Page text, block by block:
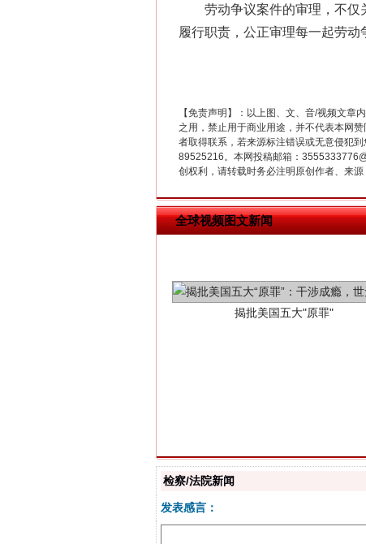
劳动争议案件的审理，不仅关
履行职责，公正审理每一起劳动
【免责声明】：以上图、文、音/视频文
之用，禁止用于商业用途，并不代表本网
者取得联系，若来源标注错误或无意侵犯
89525216。本网投稿邮箱：
创权利，请转载时务必注明原创作者、来源
全球视频图文新闻
“刷贴”乱象丛生
解纷+调解+退费，一次搞定
检察/法院新闻
发表感言：